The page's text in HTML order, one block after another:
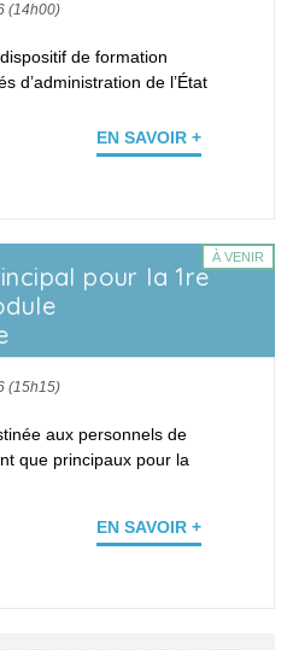
(14h00)
de formation
d’administration de l’État
EN SAVOIR +
pour la 1re
À VENIR
(15h15)
aux personnels de
que principaux pour la
EN SAVOIR +